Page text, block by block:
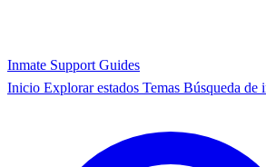
Inmate Support Guides
Inicio Explorar estados Temas Búsqueda de